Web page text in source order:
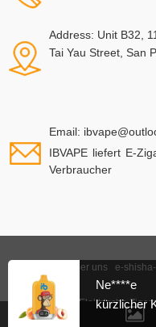
Address: Unit B32,
Tai Yau Street, San
Email:
IBVAPE liefert E-
Verbraucher
über uns e-
ibvape Elektrische
E-
Ne****e
kürzlicher